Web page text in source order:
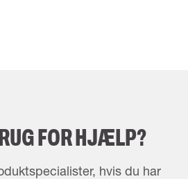
FOR HJÆLP?
hvis du har